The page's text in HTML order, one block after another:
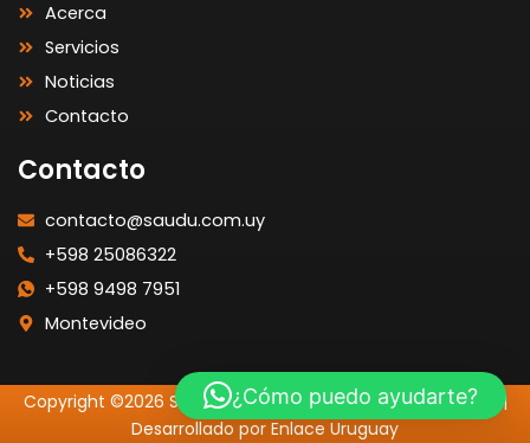
Acerca
Servicios
Noticias
Contacto
Contacto
contacto@saudu.com.uy
+598 25086322
+598 9498 7951
Montevideo
Copyright ©2026 SAUDU | Todos los Derechos Reservados |
Desarrollado por Enlace Uruguay
¿Cómo puedo ayudarte?